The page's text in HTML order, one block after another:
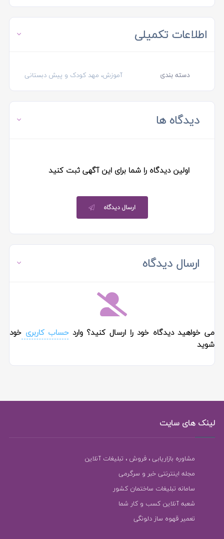
اطلاعات تکمیلی
دسته بندی آموزش، مهد کودک و پیش دبستانی
دیدگاه ها
اولین دیدگاه را شما برای این آگهی ثبت کنید
ارسال دیدگاه
ارسال دیدگاه
می خواهید دیدگاه خود را ارسال کنید؟ واردحساب کاربریخود
شوید
لینک های سایت
مشاوره بازاریابی ، فروش ، تبلیغات آنلاین
مجله اینترنتی خبر و سرگرمی
سامانه تبلیغات ساختمان کشور
شعبه آنلاین کسب و کار شما
تعمیر قهوه ساز دلونگی